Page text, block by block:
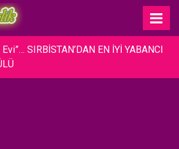
SIRBİSTAN’DAN EN İYİ YABANCI